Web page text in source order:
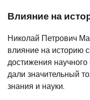
Влияние на
Николай Петрович
влияние на историю
достижения
дали значительный
знания и науки.